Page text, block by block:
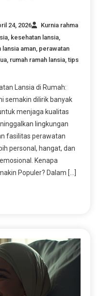
24, 2026
Kurnia rahma
kesehatan lansia
lansia aman perawatan
rumah ramah lansia ,tips
Lansia di Rumah:
semakin dilirik banyak
menjaga kualitas
lingkungan
fasilitas perawatan
personal, hangat, dan
Kenapa
Populer? Dalam […]